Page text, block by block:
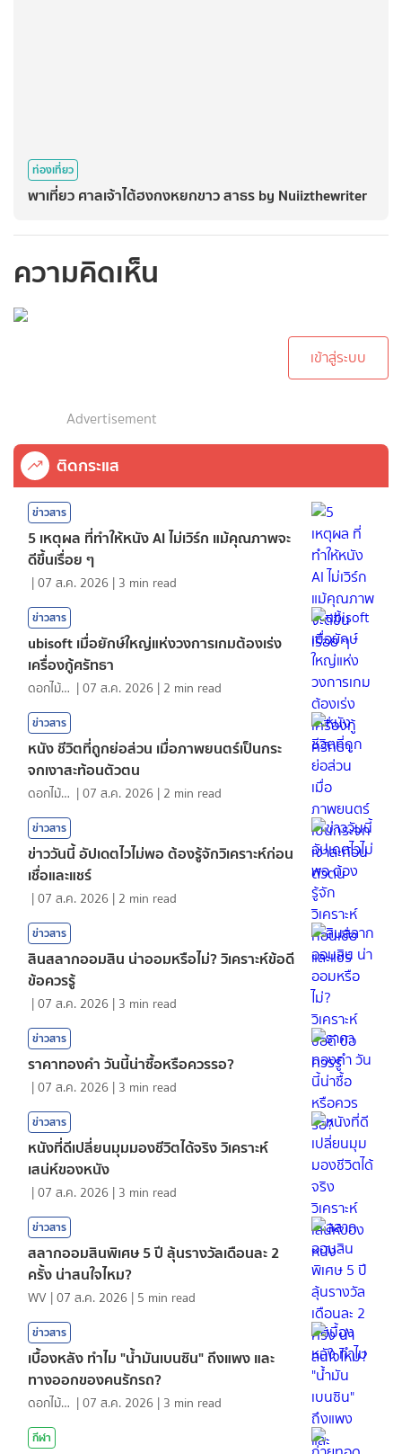
ท่องเที่ยว
พาเที่ยว​ ศาลเจ้า​ไต้ฮงกงหยกขาว​ สาธร​ by​ Nuiizthewriter​
ความคิดเห็น
เข้าสู่ระบบ
Advertisement
ติดกระแส
ข่าวสาร
5 เหตุผล ที่ทำให้หนัง AI ไม่เวิร์ก แม้คุณภาพจะ
ดีขึ้นเรื่อย ๆ
|07 ส.ค. 2026 | 3 min read
ข่าวสาร
ubisoft เมื่อยักษ์ใหญ่แห่งวงการเกมต้องเร่ง
เครื่องกู้ศรัทธา
ดอกไม้กับสายน้ำ |07 ส.ค. 2026 | 2 min read
ข่าวสาร
หนัง ชีวิตที่ถูกย่อส่วน เมื่อภาพยนตร์เป็นกระ
จกเงาสะท้อนตัวตน
ดอกไม้กับสายน้ำ |07 ส.ค. 2026 | 2 min read
ข่าวสาร
ข่าววันนี้ อัปเดตไวไม่พอ ต้องรู้จักวิเคราะห์ก่อน
เชื่อและแชร์
|07 ส.ค. 2026 | 2 min read
ข่าวสาร
สินสลากออมสิน น่าออมหรือไม่? วิเคราะห์ข้อดี
ข้อควรรู้
|07 ส.ค. 2026 | 3 min read
ข่าวสาร
ราคาทองคํา วันนี้น่าซื้อหรือควรรอ?
|07 ส.ค. 2026 | 3 min read
ข่าวสาร
หนังที่ดีเปลี่ยนมุมมองชีวิตได้จริง วิเคราะห์
เสน่ห์ของหนัง
|07 ส.ค. 2026 | 3 min read
ข่าวสาร
สลากออมสินพิเศษ 5 ปี ลุ้นรางวัลเดือนละ 2
ครั้ง น่าสนใจไหม?
WV |07 ส.ค. 2026 | 5 min read
ข่าวสาร
เบื้องหลัง ทำไม "น้ำมันเบนซิน" ถึงแพง และ
ทางออกของคนรักรถ?
ดอกไม้กับสายน้ำ |07 ส.ค. 2026 | 3 min read
กีฬา